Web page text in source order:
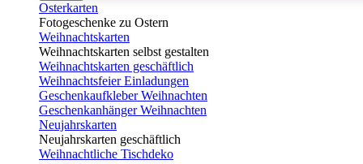
Osterkarten
Fotogeschenke zu Ostern
Weihnachtskarten
Weihnachtskarten selbst gestalten
Weihnachtskarten geschäftlich
Weihnachtsfeier Einladungen
Geschenkaufkleber Weihnachten
Geschenkanhänger Weihnachten
Neujahrskarten
Neujahrskarten geschäftlich
Weihnachtliche Tischdeko